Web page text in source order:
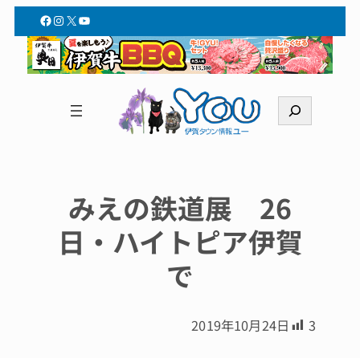
Facebook
Instagram
X YouTube
索
みえの鉄道展 26
日・ハイトピア伊賀
で
2019年10月24日 3